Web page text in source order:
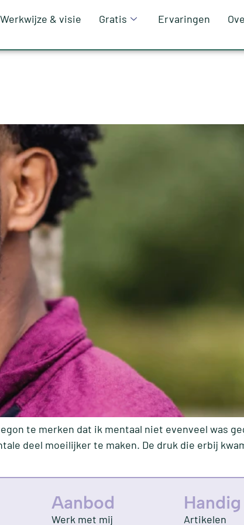
Werkwijze & visie Gratis Ervaringen
te merken dat ik mentaal niet evenveel was
deel moeilijker te maken. De druk die erbij
Aanbod
Werk met mij
Handig
Artikelen